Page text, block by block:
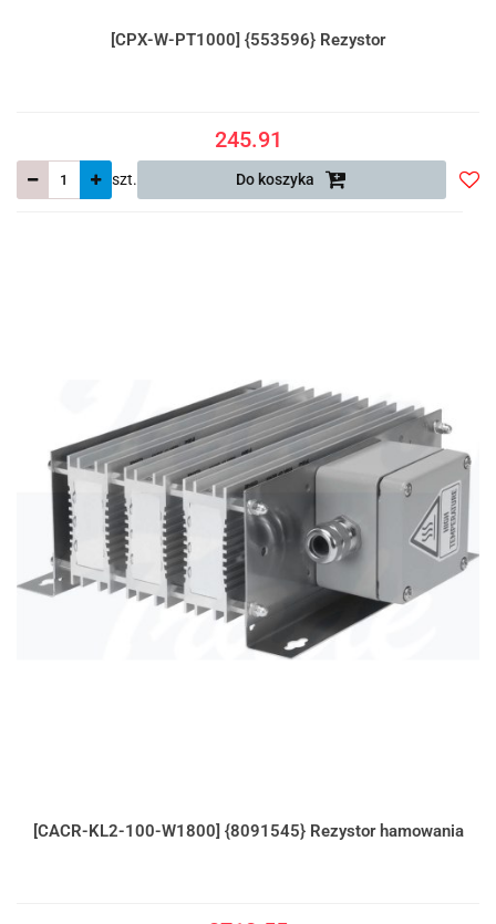
[CPX-W-PT1000] {553596} Rezystor
245.91
szt. Do koszyka
[CACR-KL2-100-W1800] {8091545} Rezystor hamowania